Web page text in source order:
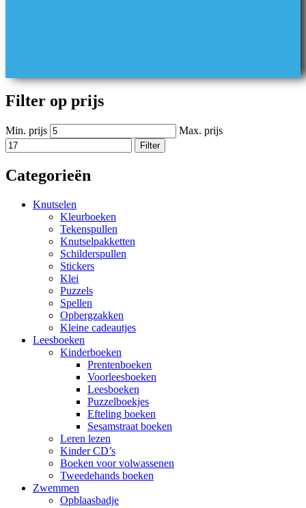
Filter op prijs
Min. prijs Max. prijs
Filter
Categorieën
Knutselen
Kleurboeken
Tekenspullen
Knutselpakketten
Schilderspullen
Stickers
Klei
Puzzels
Spellen
Opbergzakken
Kleine cadeautjes
Leesboeken
Kinderboeken
Prentenboeken
Voorleesboeken
Leesboeken
Puzzelboekjes
Efteling boeken
Sesamstraat boeken
Leren lezen
Kinder CD’s
Boeken voor volwassenen
Tweedehands boeken
Zwemmen
Opblaasbadje